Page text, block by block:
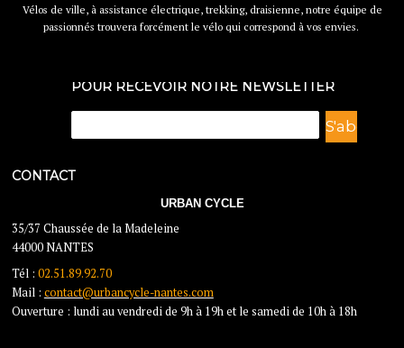
Vélos de ville, à assistance électrique, trekking, draisienne, notre équipe de
passionnés trouvera forcément le vélo qui correspond à vos envies.
POUR RECEVOIR NOTRE NEWSLETTER
CONTACT
URBAN CYCLE
35/37 Chaussée de la Madeleine
44000 NANTES
Tél : 02.51.89.92.70
Mail : contact@urbancycle-nantes.com
Ouverture : lundi au vendredi de 9h à 19h et le samedi de 10h à 18h